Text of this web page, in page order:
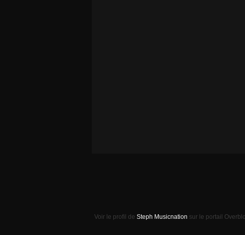
Voir le profil de Steph Musicnation sur le portail